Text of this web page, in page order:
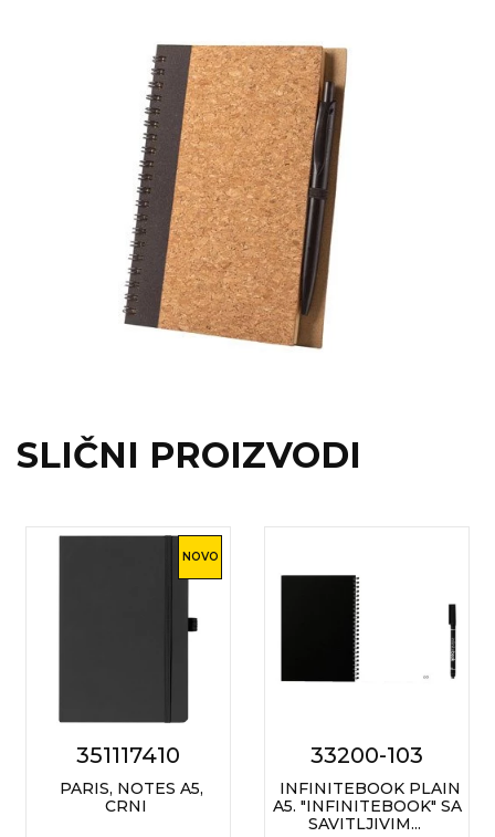
SLIČNI PROIZVODI
NOVO
351117410
PARIS, NOTES A5,
CRNI
33200-103
INFINITEBOOK PLAIN
A5. "INFINITEBOOK" SA
SAVITLJIVIM...